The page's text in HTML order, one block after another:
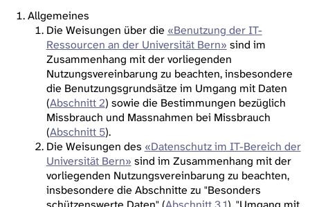
Allgemeines
Die Weisungen über die «Benutzung der IT-
Ressourcen an der Universität Bern» sind im
Zusammenhang mit der vorliegenden
Nutzungsvereinbarung zu beachten, insbesondere
die Benutzungsgrundsätze im Umgang mit Daten
(Abschnitt 2) sowie die Bestimmungen bezüglich
Missbrauch und Massnahmen bei Missbrauch
(Abschnitt 5).
Die Weisungen des «Datenschutz im IT-Bereich der
Universität Bern» sind im Zusammenhang mit der
vorliegenden Nutzungsvereinbarung zu beachten,
insbesondere die Abschnitte zu "Besonders